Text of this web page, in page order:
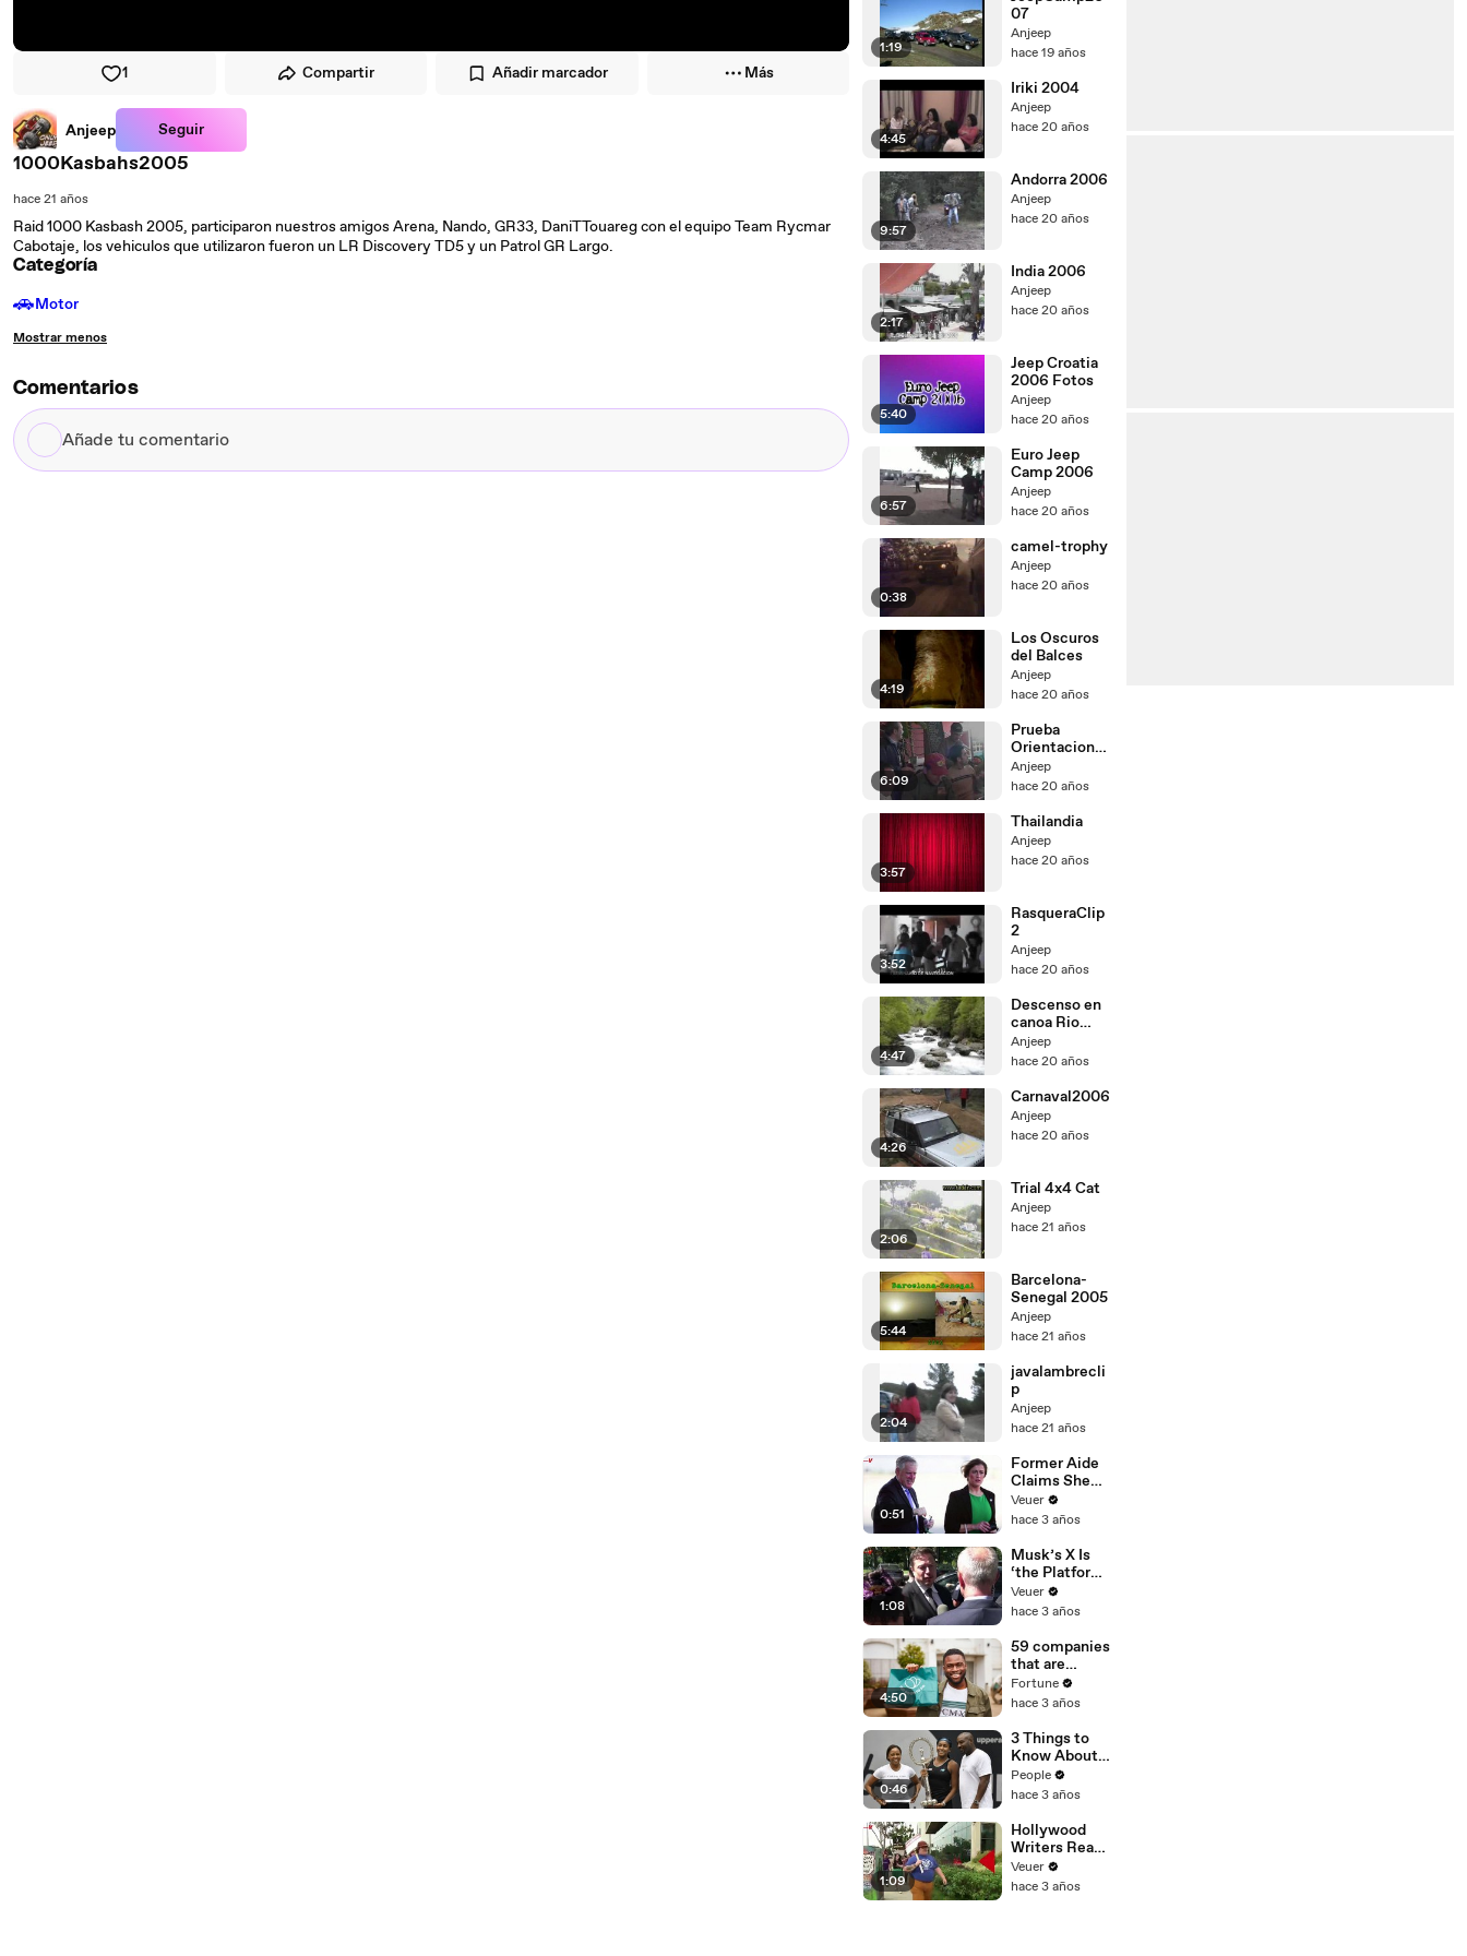
1 Compartir Añadir marcador Más
Anjeep Seguir
1000Kasbahs2005
hace 21 años
Raid 1000 Kasbash 2005, participaron nuestros amigos Arena, Nando, GR33, DaniTTouareg con el equipo Team Rycmar
Cabotaje, los vehiculos que utilizaron fueron un LR Discovery TD5 y un Patrol GR Largo.
Categoría
🚗Motor
Mostrar menos
Comentarios
Añade
tu
1:19
07
Anjeep
hace 19 años
4:45
Iriki 2004
Anjeep
hace 20 años
9:57
Andorra 2006
Anjeep
hace 20 años
2:17
India 2006
Anjeep
hace 20 años
5:40
Jeep Croatia
2006 Fotos
Anjeep
hace 20 años
6:57
Euro Jeep
Camp 2006
Anjeep
hace 20 años
0:38
camel-trophy
Anjeep
hace 20 años
4:19
Los Oscuros
del Balces
Anjeep
hace 20 años
6:09
Prueba
Orientacion
19-02-2005
Anjeep
hace 20 años
3:57
Thailandia
Anjeep
hace 20 años
3:52
RasqueraClip
2
Anjeep
hace 20 años
4:47
Descenso en
canoa Rio
Esera
Anjeep
hace 20 años
4:26
Carnaval2006
Anjeep
hace 20 años
2:06
Trial 4x4 Cat
Anjeep
hace 21 años
5:44
Barcelona-
Senegal 2005
Anjeep
hace 21 años
2:04
javalambrecli
p
Anjeep
hace 21 años
0:51
Former Aide
Claims She
Was Asked to
Make a ‘Hit
Trump
Veuer
hace 3 años
1:08
Musk’s X Is
‘the Platform
With the
Largest Ratio
Misinformatio
n or
Disinformatio
n’ Amongst
All Social
Media
Platforms
Veuer
hace 3 años
4:50
59 companies
that are
changing the
world: From
Chobani
Fortune
hace 3 años
0:46
3 Things to
Know About
Coco Gauff's
Parents
People
hace 3 años
1:09
Hollywood
Writers Reach
‘Tentative
Agreement’
Veuer
hace 3 años